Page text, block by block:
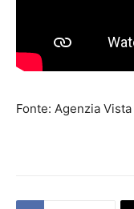
Fonte: Agenzia Vista